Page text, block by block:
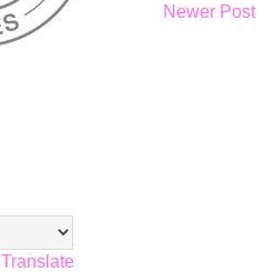
Newer Post
Translate